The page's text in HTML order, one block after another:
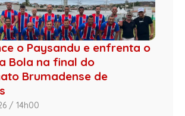
o Paysandu e enfrenta o
Bola na final do
Brumadense de
/ 14h00